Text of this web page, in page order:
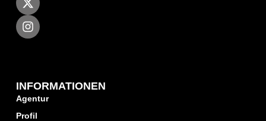
INFORMATIONEN
Agentur
Profil